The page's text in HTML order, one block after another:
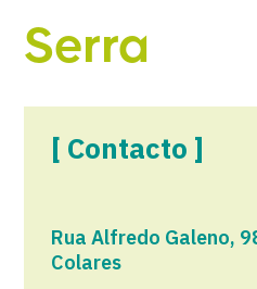
Serra
[ Contacto ]
Rua Alfredo Galeno,
Colares